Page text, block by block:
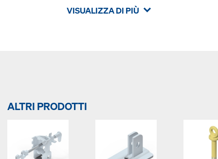
VISUALIZZA DI PIÙ
ALTRI PRODOTTI